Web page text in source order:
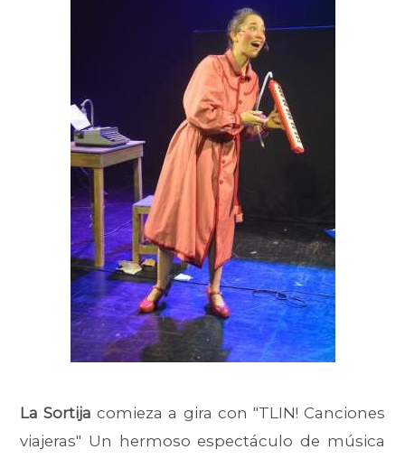
La Sortija comieza a gira con "TLIN! Canciones
viajeras" Un hermoso espectáculo de música